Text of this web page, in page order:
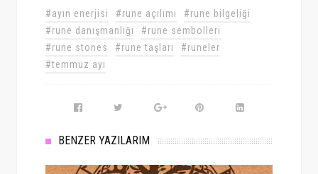
#ayın enerjisi #rune açılımı
#rune bilgeliği
#rune danışmanlığı
#rune sembolleri
#rune stones
#rune taşları
#runeler
#temmuz ayı
BENZER YAZILARIM